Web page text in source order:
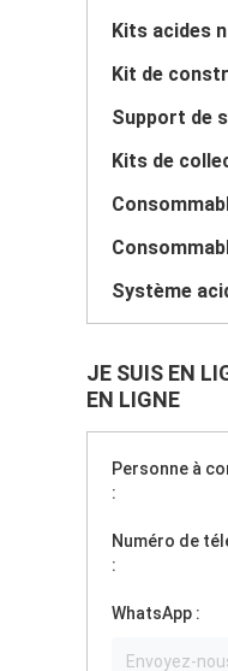
Kits de
JE SUIS EN
EN LIGNE
Personne à
:
Numéro de
:
WhatsApp :